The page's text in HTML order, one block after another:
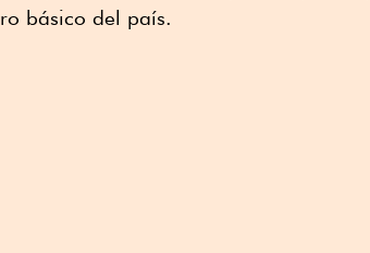
básico del país.